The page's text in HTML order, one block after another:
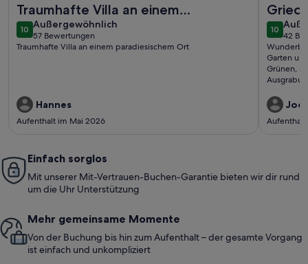
Traumhafte Villa an einem
paradiesischem Ort
1010 von 10
Außergewöhnlich
außergewöhnlich
57 Bewertungen
(57
Traumhafte Villa an einem paradiesischem Ort
Hannes
Aufenthalt im Mai 2026
1010 von
42
(42
Garten
Grünen,
Einfach sorglos
Mit unserer Mit-Vertrauen-Buchen-Garantie bieten wir dir rund
um die Uhr Unterstützung
Mehr gemeinsame Momente
Von der Buchung bis hin zum Aufenthalt – der gesamte Vorgang
ist einfach und unkompliziert